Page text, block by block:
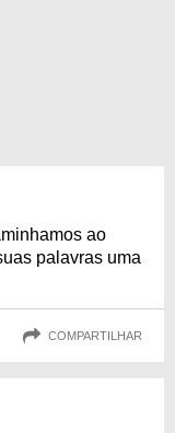
ao
palavras uma
COMPARTILHAR